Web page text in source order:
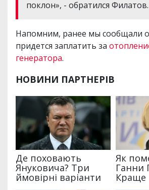
поклон», - обратился Филатов.
Напомним, ранее мы сообщали
придется заплатить за
генератора.